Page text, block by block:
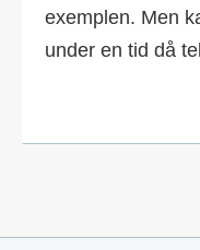
exemplen. Men
under en tid då